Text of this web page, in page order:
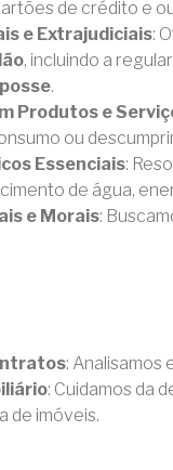
de crédito e
e Extrajudiciais:
, incluindo a
.
Produtos e
ou
Essenciais:
de água,
e Morais:
: Analisamos
: Cuidamos da
de imóveis.